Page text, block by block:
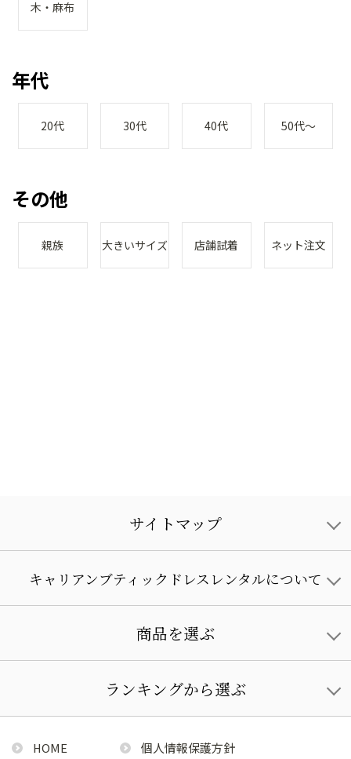
木・麻布
年代
20代 30代 40代 50代～
その他
親族 大きいサイズ 店舗試着 ネット注文
サイトマップ
キャリアンブティックドレスレンタルについて
商品を選ぶ
ランキングから選ぶ
HOME 個人情報保護方針